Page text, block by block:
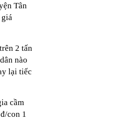
Tân
giá
2 tấn
nào
lại tiếc
cầm
con 1